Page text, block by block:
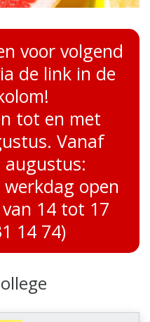
voor volgend
de link in de
tot en met
Vanaf
augustus:
open
14 tot 17
14 74)